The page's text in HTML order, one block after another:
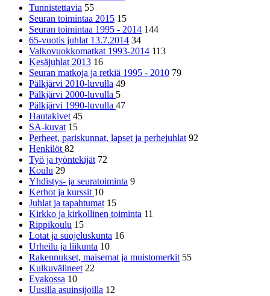
Tunnistettavia 55
Seuran toimintaa 2015 15
Seuran toimintaa 1995 - 2014 144
65-vuotis juhlat 13.7.2014 34
Valkovuokkomatkat 1993-2014 113
Kesäjuhlat 2013 16
Seuran matkoja ja retkiä 1995 - 2010 79
Pälkjärvi 2010-luvulla 49
Pälkjärvi 2000-luvulla 5
Pälkjärvi 1990-luvulla 47
Hautakivet 45
SA-kuvat 15
Perheet, pariskunnat, lapset ja perhejuhlat 92
Henkilöt82
Työ ja työntekijät 72
Koulu 29
Yhdistys- ja seuratoiminta 9
Kerhot ja kurssit 10
Juhlat ja tapahtumat 15
Kirkko ja kirkollinen toiminta 11
Rippikoulu 15
Lotat ja suojeluskunta 16
Urheilu ja liikunta 10
Rakennukset, maisemat ja muistomerkit 55
Kulkuvälineet 22
Evakossa 10
Uusilla asuinsijoilla 12